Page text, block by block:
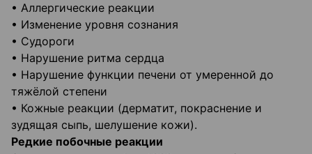
• Аллергические реакции
• Изменение уровня сознания
• Судороги
• Нарушение ритма сердца
• Нарушение функции печени от умеренной до
тяжёлой степени
• Кожные реакции (дерматит, покраснение и
зудящая сыпь, шелушение кожи).
Редкие побочные реакции